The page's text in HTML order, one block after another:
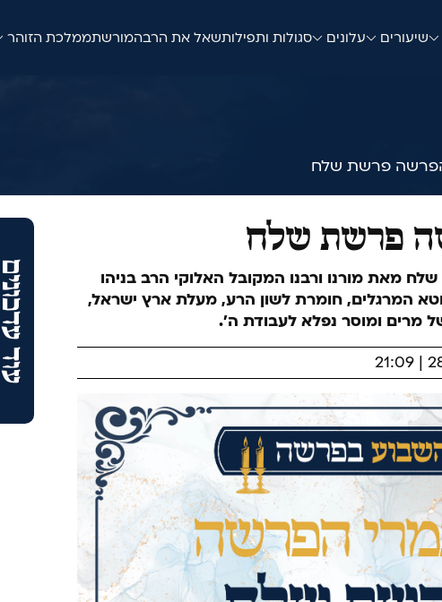
ממלכת הזוהרהמורשתשאל את הרבסגולות ותפילות עלונים שיעורים
פרשת שלח
עוד עדכונים
פרשת שלח
מאת מורנו ורבנו המקובל האלוקי הרב בניהו
המרגלים, חומרת לשון הרע, מעלת ארץ ישראל,
מרים ומוסר נפלא לעבודת ה׳.